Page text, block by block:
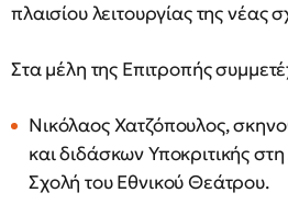
πλαισίου λειτουργίας της νέας
Στα μέλη της Επιτροπής
Νικόλαος Χατζόπουλος,
και διδάσκων Υποκριτικής
Σχολή του Εθνικού Θεάτρου.